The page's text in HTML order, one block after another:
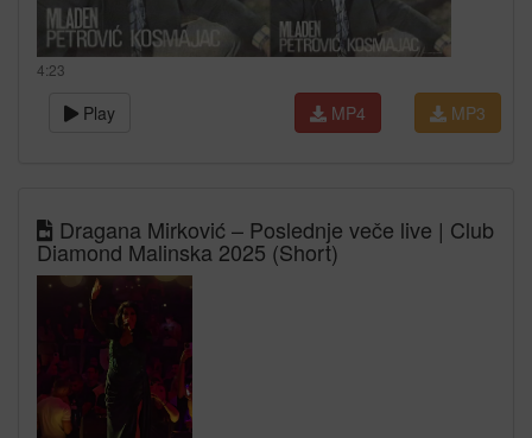
4:23
Play MP3
MP4
Dragana Mirković – Poslednje veče live | Club
Diamond Malinska 2025 (Short)